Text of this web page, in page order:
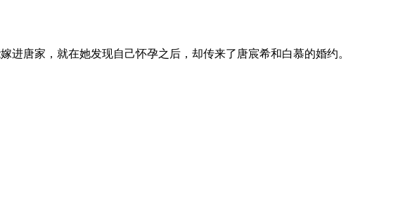
唐家，就在她发现自己怀孕之后，却传来了唐宸希和白慕的婚约。